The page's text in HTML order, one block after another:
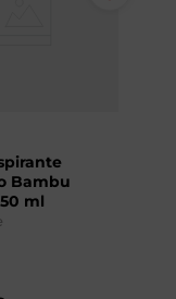
Bambu
ml